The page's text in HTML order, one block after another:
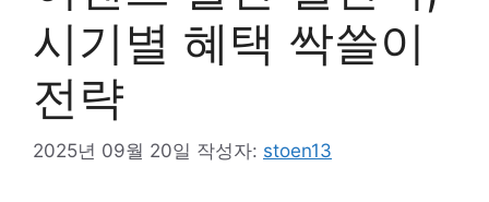
시기별 혜택 싹쓸이
전략
2025년 09월 20일 작성자: stoen13